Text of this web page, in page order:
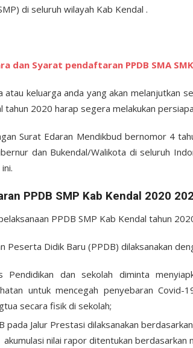
di seluruh wilayah Kab Kendal .
dan Syarat pendaftaran PPDB SMA
atau keluarga anda yang akan melanjutkan
tahun 2020 harap segera melakukan
Surat Edaran Mendikbud bernomor 4
dan Bukendal/Walikota di seluruh
PPDB SMP Kab Kendal 2020
PPDB SMP Kab Kendal tahun
Peserta Didik Baru (PPDB) dilaksanakan
Pendidikan dan sekolah diminta
untuk mencegah penyebaran Covid-
secara fisik di sekolah;
pada Jalur Prestasi dilaksanakan
akumulasi nilai rapor ditentukan